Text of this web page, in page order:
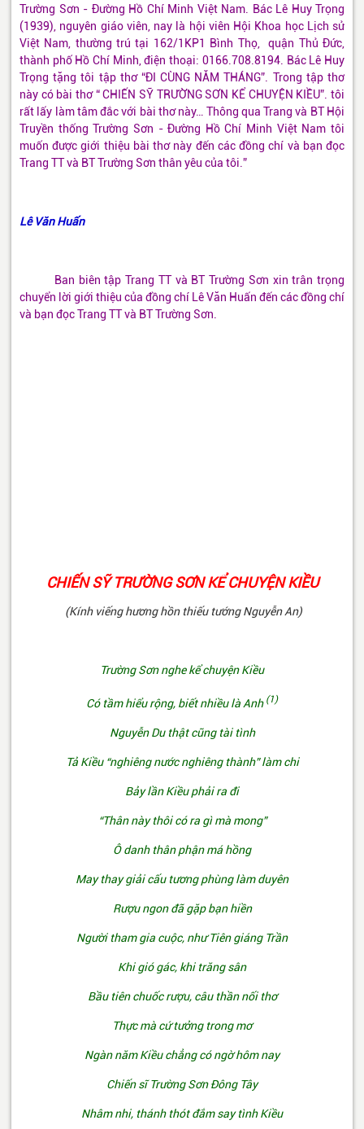
Trường Sơn - Đường Hồ Chí Minh Việt Nam. Bác Lê Huy Trọng
(1939), nguyên giáo viên, nay là hội viên Hội Khoa học Lịch sử
Việt Nam, thường trú tại 162/1KP1 Bình Thọ, quận Thủ Đức,
thành phố Hồ Chí Minh, điện thoại: 0166.708.8194. Bác Lê Huy
Trọng tặng tôi tập thơ “ĐI CÙNG NĂM THÁNG”. Trong tập thơ
này có bài thơ “ CHIẾN SỸ TRƯỜNG SƠN KỂ CHUYỆN KIỀU”. tôi
rất lấy làm tâm đắc với bài thơ này… Thông qua Trang và BT Hội
Truyền thống Trường Sơn - Đường Hồ Chí Minh Việt Nam tôi
muốn được giới thiệu bài thơ này đến các đồng chí và bạn đọc
Trang TT và BT Trường Sơn thân yêu của tôi.”
Lê Văn Huấn
Ban biên tập Trang TT và BT Trường Sơn xin trân trọng
chuyển lời giới thiệu của đồng chí Lê Văn Huấn đến các đồng chí
và bạn đọc Trang TT và BT Trường Sơn.
CHIẾN SỸ TRƯỜNG SƠN KỂ CHUYỆN KIỀU
(Kính viếng hương hồn thiếu tướng Nguyễn An)
Trường Sơn nghe kể chuyện Kiều
Có tầm hiểu rộng, biết nhiều là Anh (1)
Nguyễn Du thật cũng tài tình
Tả Kiều “nghiêng nước nghiêng thành” làm chi
Bảy lần Kiều phải ra đi
“Thân này thôi có ra gì mà mong”
Ô danh thân phận má hồng
May thay giải cấu tương phùng làm duyên
Rượu ngon đã gặp bạn hiền
Người tham gia cuộc, như Tiên giáng Trần
Khi gió gác, khi trăng sân
Bầu tiên chuốc rượu, câu thần nối thơ
Thực mà cứ tưởng trong mơ
Ngàn năm Kiều chẳng có ngờ hôm nay
Chiến sĩ Trường Sơn Đông Tây
Nhâm nhi, thánh thót đắm say tình Kiều